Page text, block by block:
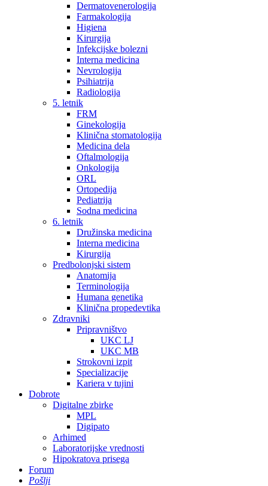
Dermatovenerologija
Farmakologija
Higiena
Kirurgija
Infekcijske bolezni
Interna medicina
Nevrologija
Psihiatrija
Radiologija
5. letnik
FRM
Ginekologija
Klinična stomatologija
Medicina dela
Oftalmologija
Onkologija
ORL
Ortopedija
Pediatrija
Sodna medicina
6. letnik
Družinska medicina
Interna medicina
Kirurgija
Predbolonjski sistem
Anatomija
Terminologija
Humana genetika
Klinična propedevtika
Zdravniki
Pripravništvo
UKC LJ
UKC MB
Strokovni izpit
Specializacije
Kariera v tujini
Dobrote
Digitalne zbirke
MPL
Digipato
Arhimed
Laboratorijske vrednosti
Hipokratova prisega
Forum
Pošlji